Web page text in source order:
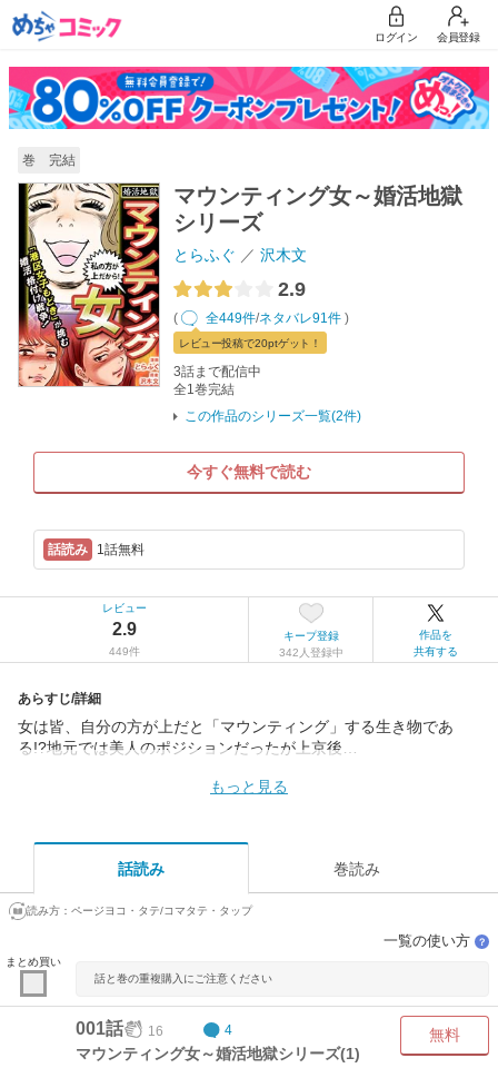
ログイン 会員登録
巻 完結
マウンティング女～婚活地獄
シリーズ
とらふぐ 沢木文
2.9
( 全449件/ネタバレ91件 )
レビュー投稿で20ptゲット！
3話まで配信中
全1巻完結
この作品のシリーズ一覧(2件)
今すぐ無料で読む
1話無料
レビュー
2.9
449件
キープ登録
342人登録中
作品を
共有する
あらすじ/詳細
女は皆、自分の方が上だと「マウンティング」する生き物であ
る!?地元では美人のポジションだったが上京後…
もっと見る
話読み 巻読み
読み方： ページヨコ・タテ/コマタテ・タップ
まとめ買い
一覧の使い方 ？
話と巻の重複購入にご注意ください
001話 16 4
マウンティング女～婚活地獄シリーズ(1)
無料